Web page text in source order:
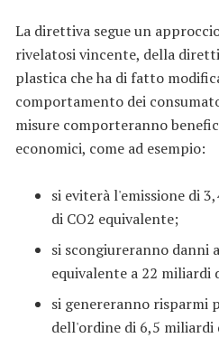
La direttiva segue un
rivelatosi vincente, della
plastica che ha di fatto
comportamento dei
misure comporteranno
economici, come ad esempio:
si eviterà l'emissione di
di CO2 equivalente;
si scongiureranno danni
equivalente a 22 miliardi
si genereranno risparmi
dell'ordine di 6,5 miliardi